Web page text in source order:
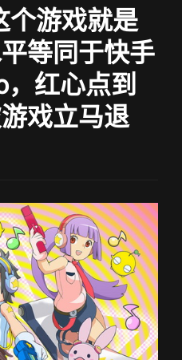
个游戏就是
等同于快手
红心点到
戏立马退